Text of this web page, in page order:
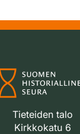
Tieteiden talo
Kirkkokatu 6